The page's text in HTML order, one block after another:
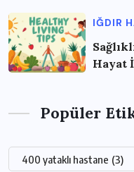
IĞDIR
Hayat
Popüler
400 yataklı hastane (3)